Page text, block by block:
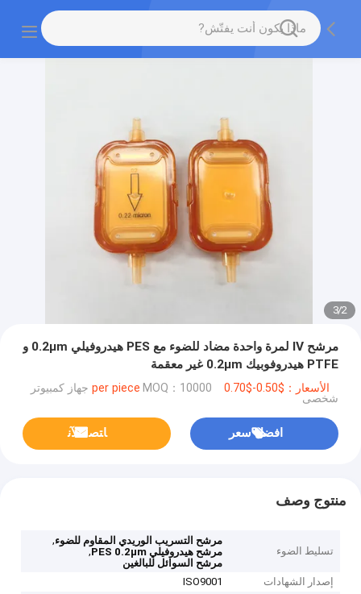
2
/
3
مرشح IV لمرة واحدة مضاد للضوء مع PES هيدروفيلي 0.2μm و
PTFE هيدروفوبيك 0.2μm غير معقمة
الأسعار：$0.50-$0.70 per piece MOQ：10000 جهاز كمبيوتر
شخصى
افضل سعر ﺎﺘﺼﻟ ﺍﻶﻧ
منتوج وصف
تسليط الضوء
مرشح التسريب الوريدي المقاوم للضوء,
مرشح هيدروفيلي PES 0.2μm
,
مرشح السوائل للبالغين
إصدار الشهادات
ISO9001